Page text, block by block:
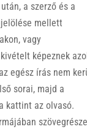
a szerző és a
mellett
vagy
képeznek
egész írás nem
sorai, majd a
kattint az olvasó.